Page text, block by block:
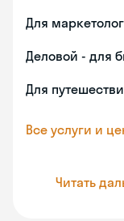
Для
Деловой - для
Для
Все услуги и
Читать